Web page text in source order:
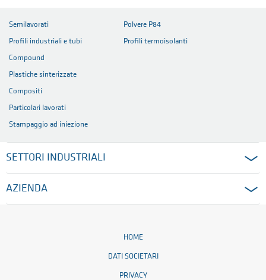
Semilavorati
Profili industriali e tubi
Compound
Plastiche sinterizzate
Compositi
Particolari lavorati
Stampaggio ad iniezione
Polvere P84
Profili termoisolanti
SETTORI INDUSTRIALI
AZIENDA
HOME
DATI SOCIETARI
PRIVACY